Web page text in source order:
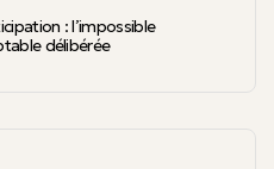
: l’impossible
délibérée